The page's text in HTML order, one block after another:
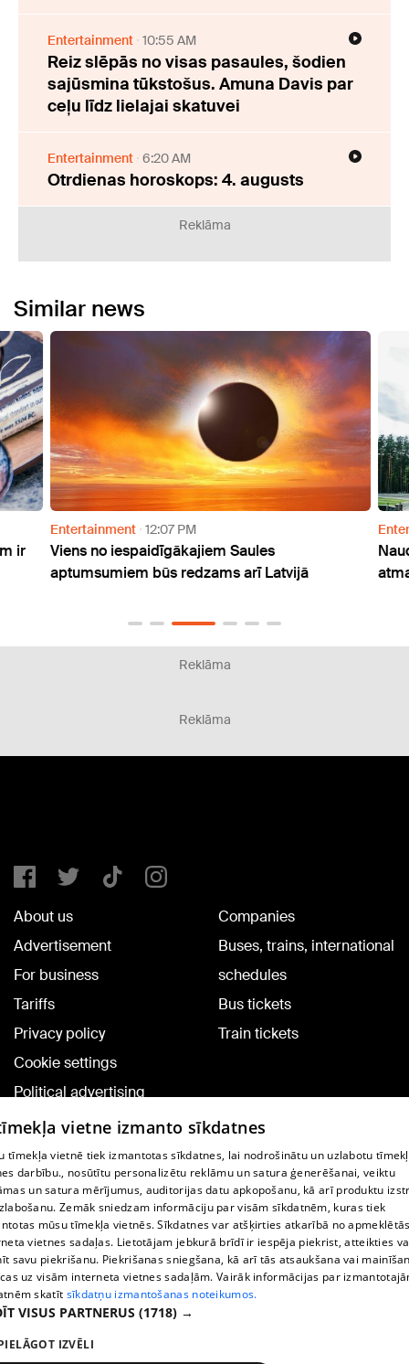
Entertainment 10:55 AM
Reiz slēpās no visas pasaules, šodien
sajūsmina tūkstošus. Amuna Davis par
ceļu līdz lielajai skatuvei
Entertainment 6:20 AM
Otrdienas horoskops: 4. augusts
Reklāma
Similar news
ir
Entertainment 12:07 PM
Viens no iespaidīgākajiem Saules
aptumsumiem būs redzams arī Latvijā
Reklāma
Reklāma
About us
Advertisement
For business
Tariffs
Privacy policy
Cookie settings
Political advertising
Cookie policy
Commenting terms
Companies
Buses, trains, international
schedules
Bus tickets
Train tickets
TV program
Contract rules
360 Ziņu kontakti
Helio Media
Vortal assistance service: e-mail -
vietne izmanto sīkdatnes
tīmekļa vietnē tiek izmantotas sīkdatnes, lai nodrošinātu un uzlabotu
darbību., nosūtītu personalizētu reklāmu un satura ģenerēšanai, veiktu
un satura mērījumus, auditorijas datu apkopošanu, kā arī produktu
Zemāk sniedzam informāciju par visām sīkdatnēm, kuras tiek
mūsu tīmekļa vietnēs. Sīkdatnes var atšķirties atkarībā no
vietnes sadaļas. Lietotājam jebkurā brīdī ir iespēja piekrist, atteikties
savu piekrišanu. Piekrišanas sniegšana, kā arī tās atsaukšana vai
uz visām interneta vietnes sadaļām. Vairāk informācijas par
skatīt sīkdatņu izmantošanas noteikumos.
VISUS PARTNERUS (1718) →
IZVĒLI